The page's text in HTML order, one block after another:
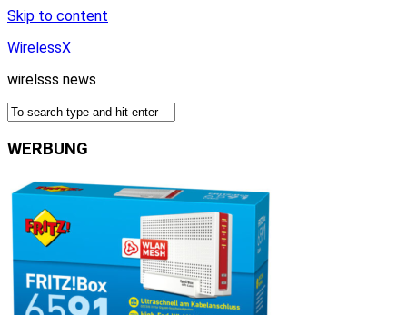
Skip to content
WirelessX
wirelsss news
WERBUNG